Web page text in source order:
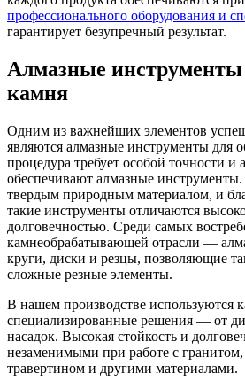
профессионального оборудования и
гарантирует безупречный результат.
Алмазные инструменты
камня
Одним из важнейших элементов
являются алмазные инструменты для
процедура требует особой точности и
обеспечивают алмазные
твердым природным материалом, и
такие инструменты отличаются
долговечностью. Среди самых
камнеобрабатывающей отрасли —
круги, диски и резцы, позволяющие
сложные резные элементы.
В нашем производстве используются
специализированные решения — от
насадок. Высокая стойкость и
незаменимыми при работе с
травертином и другими материалами.